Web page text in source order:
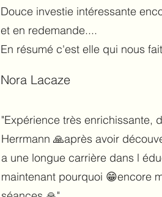
Douce investie intéressante
et en redemande....
En résumé c'est elle qui nous
Nora Lacaze
"Expérience très enrichissante,
Herrmann 🙏après avoir
a une longue carrière dans l
maintenant pourquoi 😁encore